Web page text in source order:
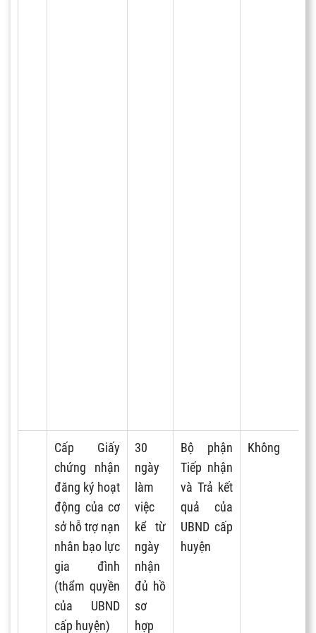
Cấp Giấy
chứng nhận
đăng ký hoạt
động của cơ
sở hỗ trợ nạn
nhân bạo lực
gia đình
(thẩm quyền
của UBND
cấp huyện)
30
ngày
làm
việc
kể từ
ngày
nhận
đủ hồ
sơ
hợp
Bộ phận
Tiếp nhận
và Trả kết
quả của
UBND cấp
huyện
Không